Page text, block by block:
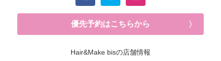
優先予約はこちらから
Hair&Make bisの店舗情報